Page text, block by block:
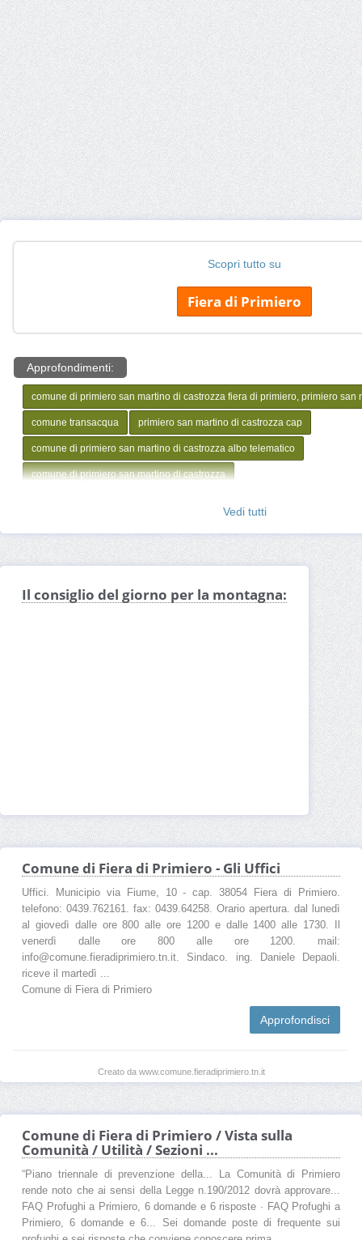
Scopri tutto su
Fiera di Primiero
Approfondimenti:
comune di primiero san martino di castrozza fiera di primiero, primiero san
comune transacqua primiero san martino di castrozza cap
comune di primiero san martino di castrozza albo telematico
comune di primiero san martino di castrozza
Vedi tutti
Il consiglio del giorno per la montagna:
Comune di Fiera di Primiero - Gli Uffici
Uffici. Municipio via Fiume, 10 - cap. 38054 Fiera di Primiero.
telefono: 0439.762161. fax: 0439.64258. Orario apertura. dal lunedì
al giovedì dalle ore 800 alle ore 1200 e dalle 1400 alle 1730. Il
venerdì dalle ore 800 alle ore 1200. mail:
info@comune.fieradiprimiero.tn.it. Sindaco. ing. Daniele Depaoli.
riceve il martedì ...
Comune di Fiera di Primiero
Approfondisci
Creato da www.comune.fieradiprimiero.tn.it
Comune di Fiera di Primiero / Vista sulla
Comunità / Utilità / Sezioni ...
“Piano triennale di prevenzione della... La Comunità di Primiero
rende noto che ai sensi della Legge n.190/2012 dovrà approvare...
FAQ Profughi a Primiero, 6 domande e 6 risposte · FAQ Profughi a
Primiero, 6 domande e 6... Sei domande poste di frequente sui